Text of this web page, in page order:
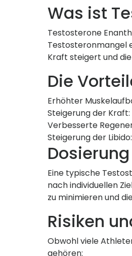
Was ist
Testosterone
Testosteronmangel
Kraft steigert und
Die
Erhöhter
Steigerung der
Verbesserte
Steigerung der
Eine typische
nach individuellen
zu minimieren und
Risiken
Obwohl viele
gehören: